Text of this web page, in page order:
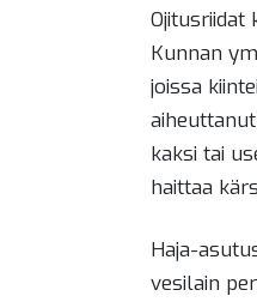
Ojitusriidat
Kunnan
joissa
kaksi tai
haittaa
Haja-
vesilain